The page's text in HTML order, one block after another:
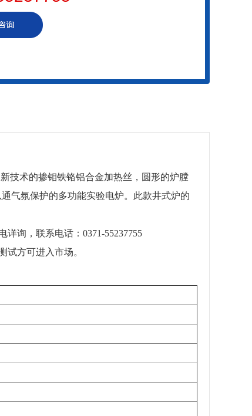
技术的掺钼铁铬铝合金加热丝，圆形的炉膛
气氛保护的多功能实验电炉。此款井式炉的
询，联系电话：0371-55237755
方可进入市场。